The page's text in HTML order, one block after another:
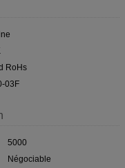
RoHs
03F
5000
Négociable